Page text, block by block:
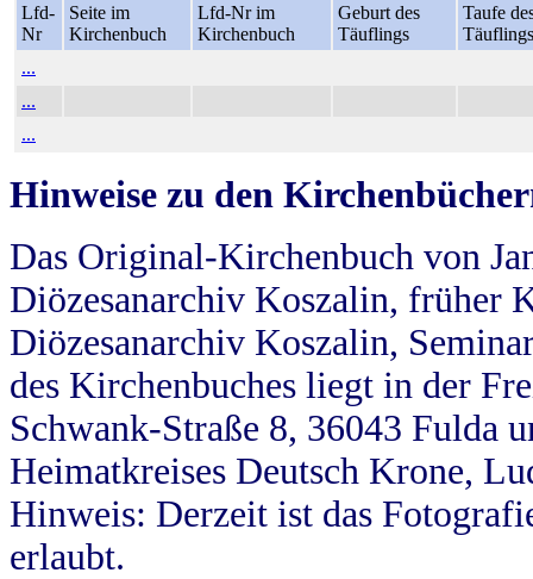
Lfd-
Nr
Seite im
Kirchenbuch
Lfd-Nr im
Kirchenbuch
Geburt des
Täuflings
Taufe
Täuflings
...
...
...
Hinweise zu den
Das Original-Kirchenbuch von
Diözesanarchiv Koszalin, früher
Diözesanarchiv Koszalin,
des Kirchenbuches liegt in der
Schwank-Straße 8, 36043 Fulda
Heimatkreises Deutsch Krone,
Hinweis: Derzeit ist das
erlaubt.